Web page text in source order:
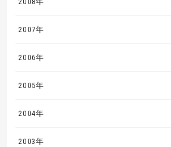
2007年
2006年
2005年
2004年
2003年